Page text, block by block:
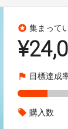
stars 集まって
flag 目標達成
local_offer 購入数